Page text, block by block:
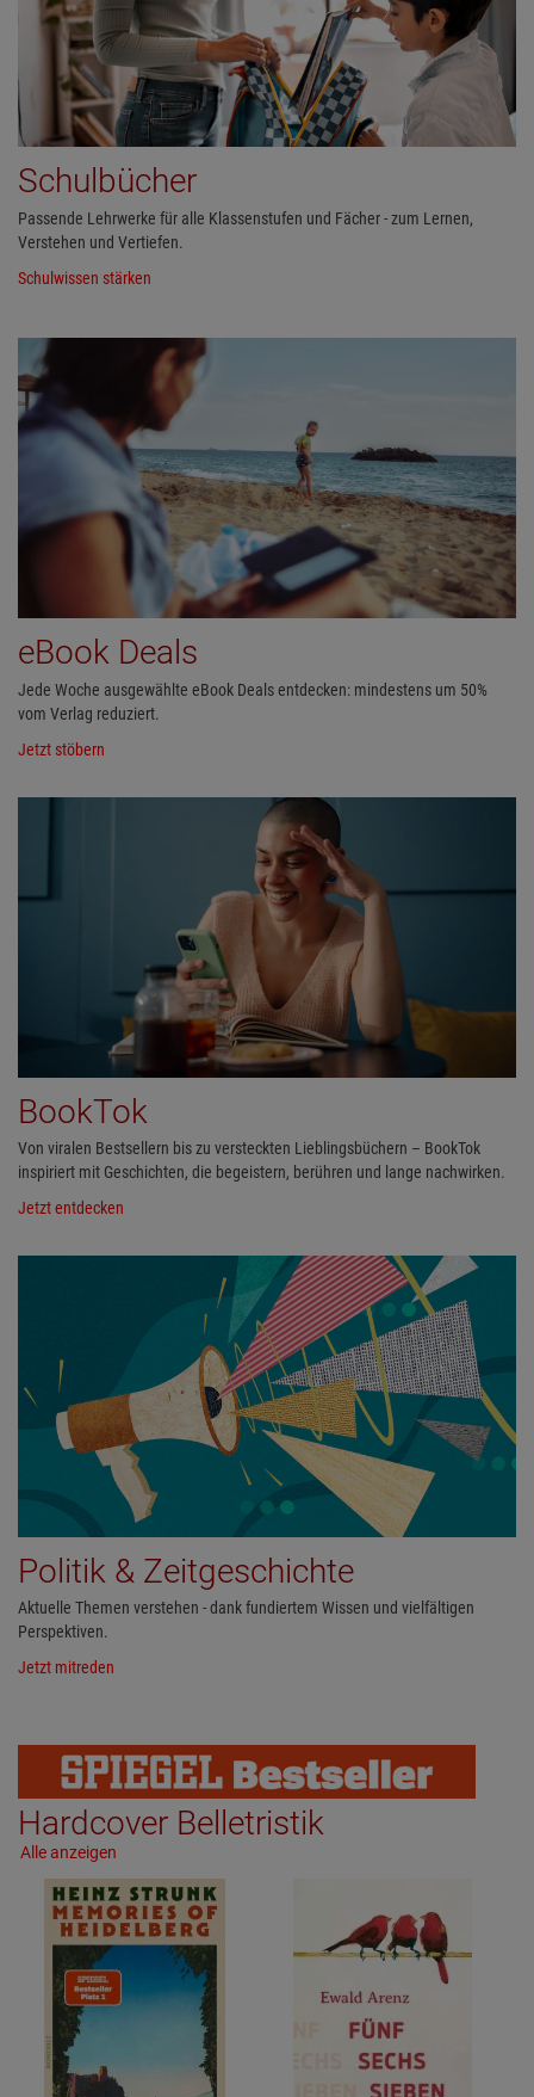
Schulbücher
Passende Lehrwerke für alle Klassenstufen und Fächer - zum Lernen,
Verstehen und Vertiefen.
Schulwissen stärken
eBook Deals
Jede Woche ausgewählte eBook Deals entdecken: mindestens um 50%
vom Verlag reduziert.
Jetzt stöbern
BookTok
Von viralen Bestsellern bis zu versteckten Lieblingsbüchern – BookTok
inspiriert mit Geschichten, die begeistern, berühren und lange nachwirken.
Jetzt entdecken
Politik & Zeitgeschichte
Aktuelle Themen verstehen - dank fundiertem Wissen und vielfältigen
Perspektiven.
Jetzt mitreden
Hardcover Belletristik
Alle anzeigen